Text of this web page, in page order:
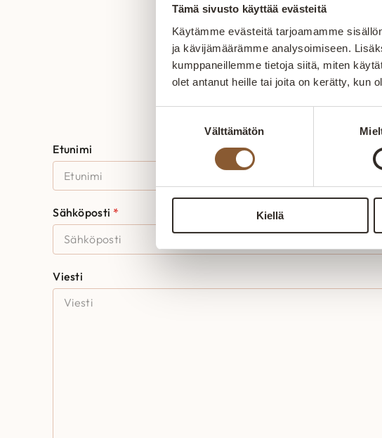
Tämä sivusto käyttää evästeitä
Käytämme evästeitä tarjoamamme
ja kävijämäärämme analysoimiseen.
kumppaneillemme tietoja siitä, miten
olet antanut heille tai joita on kerätty, kun
Välttämätön
Kiellä
Etunimi
Sähköposti
Viesti